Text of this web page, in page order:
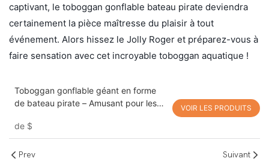
captivant, le toboggan gonflable bateau pirate deviendra
certainement la pièce maîtresse du plaisir à tout
événement. Alors hissez le Jolly Roger et préparez-vous à
faire sensation avec cet incroyable toboggan aquatique !
Toboggan gonflable géant en forme
de bateau pirate – Amusant pour les
de $
VOIR LES PRODUITS
Prev Suivant